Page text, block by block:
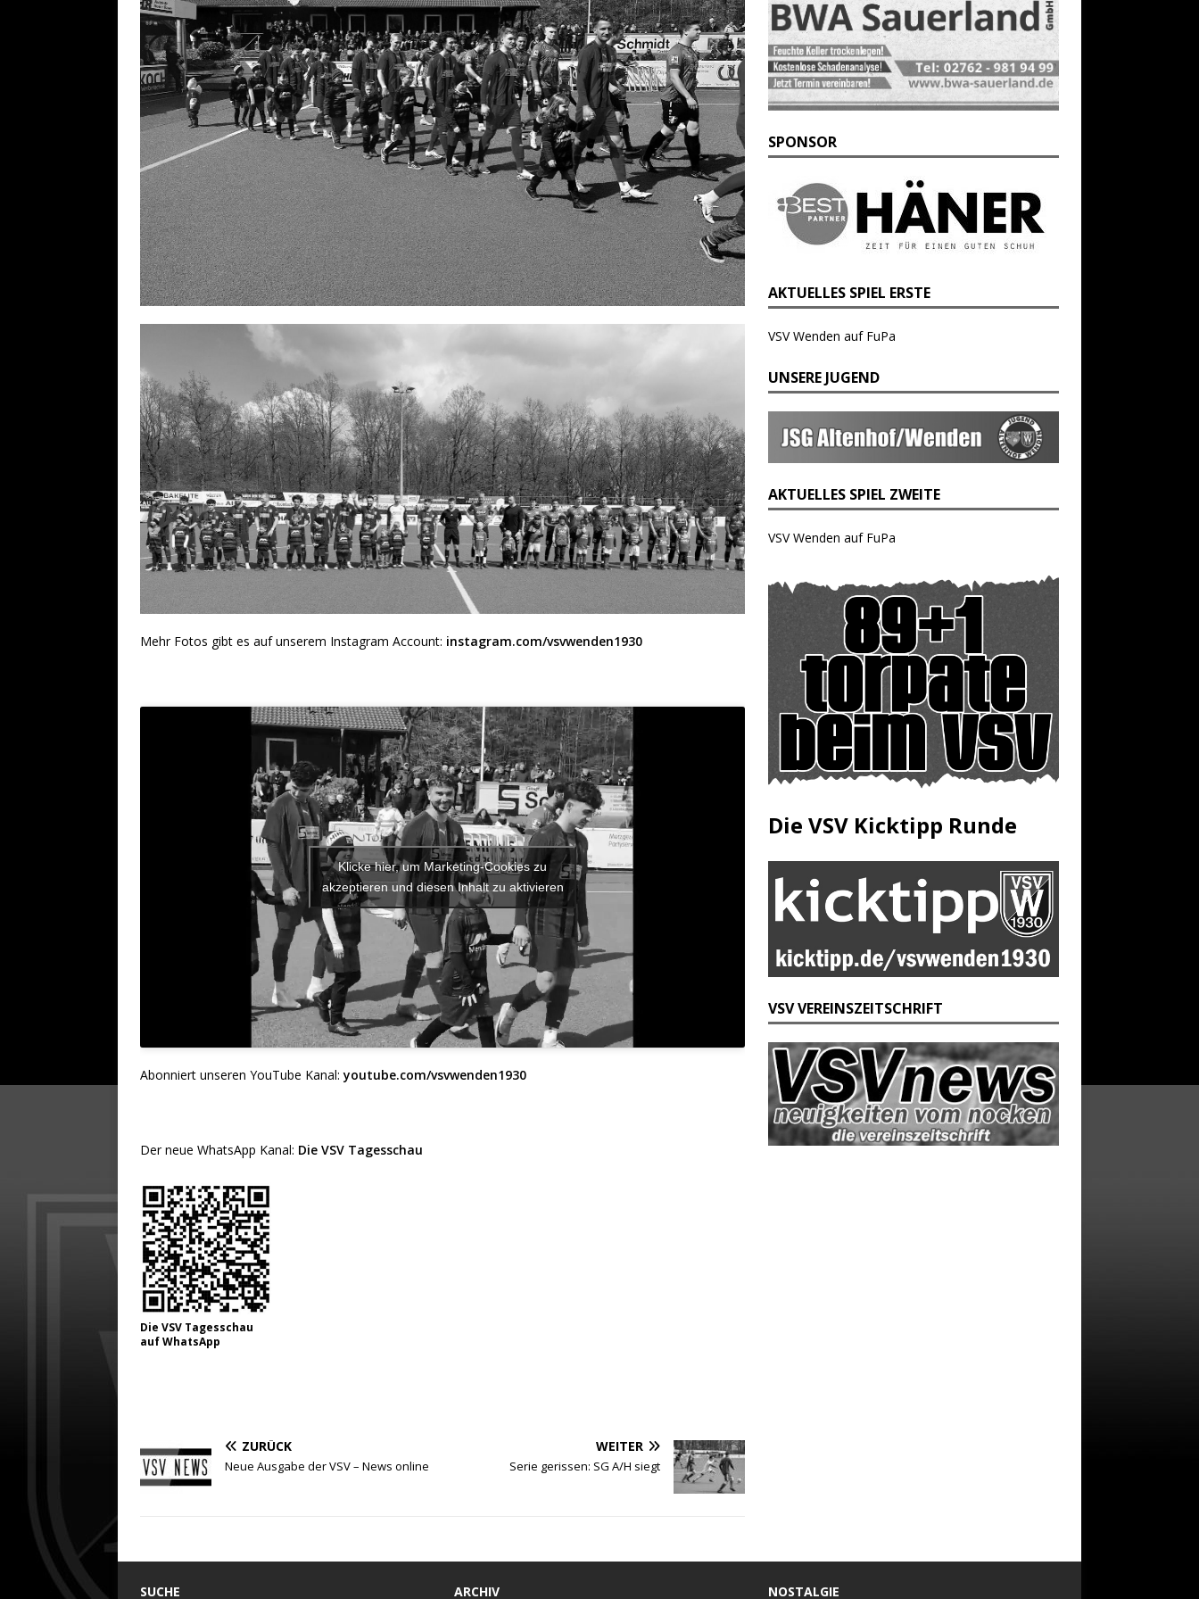
Mehr Fotos gibt es auf unserem Instagram Account: instagram.com/vsvwenden1930
Klicke hier, um Marketing-Cookies zu
akzeptieren und diesen Inhalt zu aktivieren
Abonniert unseren YouTube Kanal:youtube.com/vsvwenden1930
Der neue WhatsApp Kanal: Die VSV Tagesschau
Die VSV Tagesschau
auf WhatsApp
ZURÜCK
Neue Ausgabe der VSV – News online
WEITER
Serie gerissen: SG A/H siegt
SPONSOR
AKTUELLES SPIEL ERSTE
VSV Wenden auf FuPa
UNSERE JUGEND
AKTUELLES SPIEL ZWEITE
VSV Wenden auf FuPa
Die VSV Kicktipp Runde
VSV VEREINSZEITSCHRIFT
SUCHE ARCHIV NOSTALGIE